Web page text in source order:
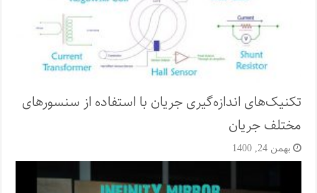
تکنیک‌های اندازه‌گیری جریان با استفاده از سنسورهای
مختلف جریان
بهمن 24, 1400